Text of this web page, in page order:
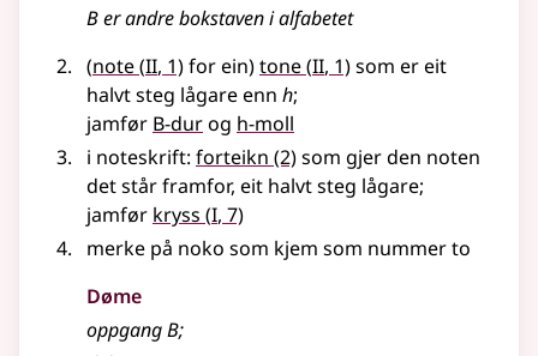
B er andre bokstaven i alfabetet
(note(2
II, 1)for ein)tone(2
II, 1)som er eit
halvt steg lågare enn h;
jamfør B-durog h-moll
i noteskrift: forteikn (2)som gjer den noten
det står framfor, eit halvt steg lågare;
jamfør kryss (1
I, 7)
merke på noko som kjem som nummer to
Døme
oppgang B;